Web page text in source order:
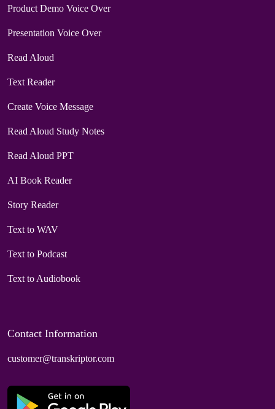
Product Demo Voice Over
Presentation Voice Over
Read Aloud
Text Reader
Create Voice Message
Read Aloud Study Notes
Read Aloud PPT
AI Book Reader
Story Reader
Text to WAV
Text to Podcast
Text to Audiobook
Contact Information
customer@transkriptor.com